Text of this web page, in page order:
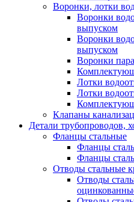
Воронки, лотки
Воронки
выпуском
Воронки
выпуском
Воронки
Лотки
Лотки
Клапаны
Детали трубопроводов,
Фланцы стальные
Фланцы
Фланцы
Отводы стальные
Отводы